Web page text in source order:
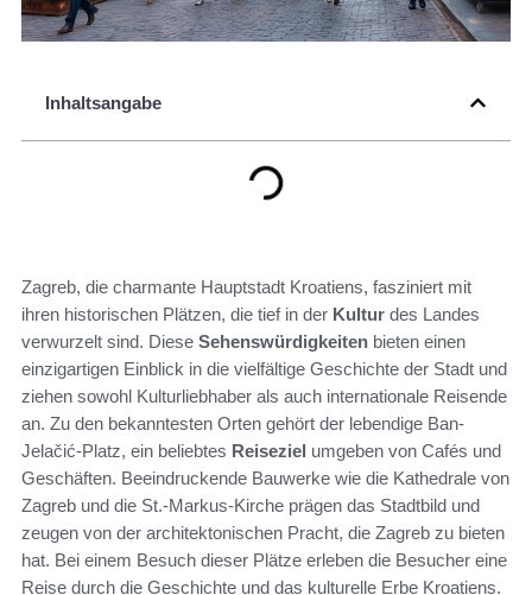
Inhaltsangabe
Zagreb, die charmante Hauptstadt Kroatiens, fasziniert mit
ihren historischen Plätzen, die tief in der Kultur des Landes
verwurzelt sind. Diese Sehenswürdigkeiten bieten einen
einzigartigen Einblick in die vielfältige Geschichte der Stadt und
ziehen sowohl Kulturliebhaber als auch internationale Reisende
an. Zu den bekanntesten Orten gehört der lebendige Ban-
Jelačić-Platz, ein beliebtes Reiseziel umgeben von Cafés und
Geschäften. Beeindruckende Bauwerke wie die Kathedrale von
Zagreb und die St.-Markus-Kirche prägen das Stadtbild und
zeugen von der architektonischen Pracht, die Zagreb zu bieten
hat. Bei einem Besuch dieser Plätze erleben die Besucher eine
Reise durch die Geschichte und das kulturelle Erbe Kroatiens.